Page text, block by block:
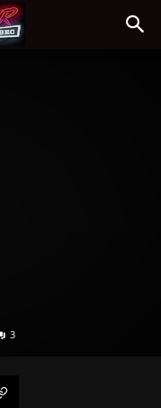
3